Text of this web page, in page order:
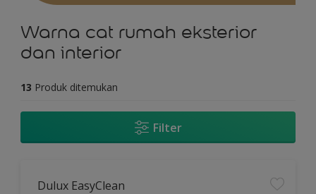
Warna cat rumah eksterior
dan interior
13 Produk ditemukan
Filter
Dulux EasyClean